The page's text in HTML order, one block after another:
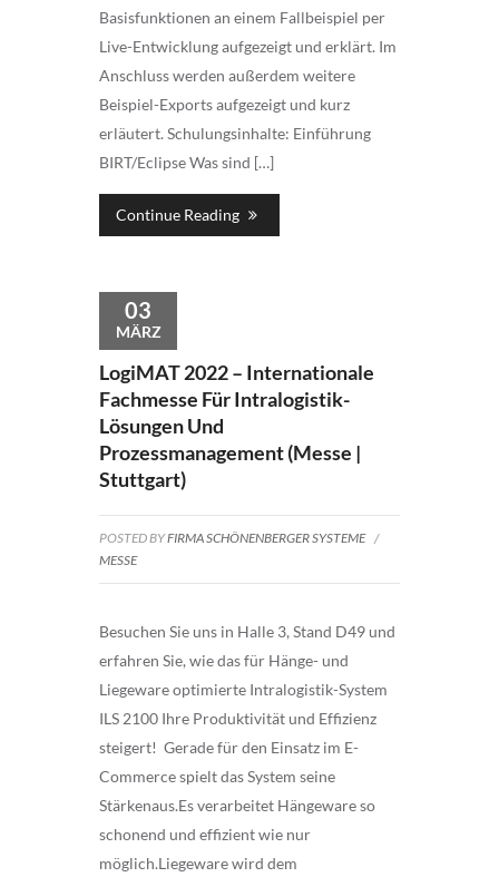
Basisfunktionen an einem Fallbeispiel per
Live-Entwicklung aufgezeigt und erklärt. Im
Anschluss werden außerdem weitere
Beispiel-Exports aufgezeigt und kurz
erläutert. Schulungsinhalte: Einführung
BIRT/Eclipse Was sind […]
Continue Reading
03
MÄRZ
LogiMAT 2022 – Internationale
Fachmesse Für Intralogistik-
Lösungen Und
Prozessmanagement (Messe |
Stuttgart)
POSTED BYFIRMA SCHÖNENBERGER SYSTEME/
MESSE
Besuchen Sie uns in Halle 3, Stand D49 und
erfahren Sie, wie das für Hänge- und
Liegeware optimierte Intralogistik-System
ILS 2100 Ihre Produktivität und Effizienz
steigert! Gerade für den Einsatz im E-
Commerce spielt das System seine
Stärkenaus.Es verarbeitet Hängeware so
schonend und effizient wie nur
möglich.Liegeware wird dem